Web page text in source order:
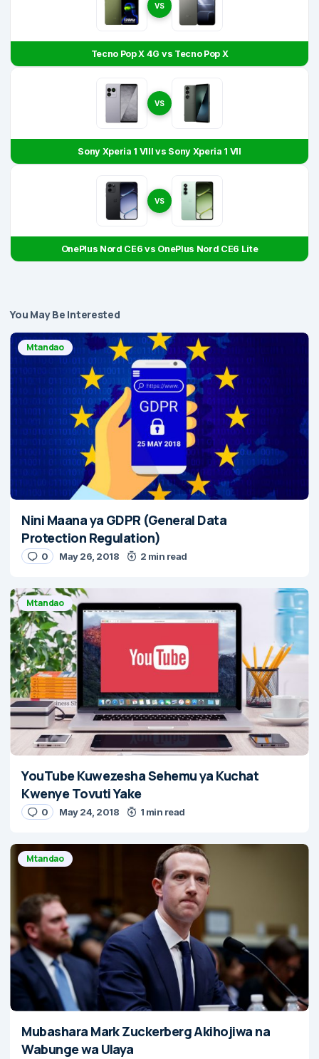
VS
Tecno Pop X 4G vs Tecno Pop X
VS
Sony Xperia 1 VIII vs Sony Xperia 1 VII
VS
OnePlus Nord CE6 vs OnePlus Nord CE6 Lite
You May Be Interested
Mtandao
Nini Maana ya GDPR (General Data
Protection Regulation)
0 May 26, 2018 2 min read
Mtandao
YouTube Kuwezesha Sehemu ya Kuchat
Kwenye Tovuti Yake
0 May 24, 2018 1 min read
Mtandao
Mubashara Mark Zuckerberg Akihojiwa na
Wabunge wa Ulaya